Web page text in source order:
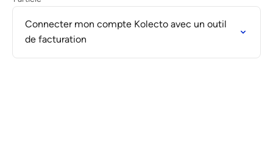
Connecter mon compte Kolecto avec un outil
de facturation